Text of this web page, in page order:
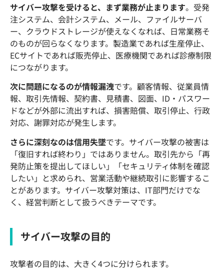
サイバー攻撃を受けると、まず業務が止まります。受発
注システム、会計システム、メール、ファイルサーバ
ー、クラウドストレージが使えなくなれば、日常業務そ
のものが回らなくなります。製造業であれば生産停止、
ECサイトであれば販売停止、医療機関であれば診療制限
につながります。
次に問題になるのが情報漏洩です。顧客情報、従業員情
報、取引先情報、契約書、見積書、図面、ID・パスワー
ドなどが外部に流出すれば、損害賠償、取引停止、行政
対応、謝罪対応が発生します。
さらに深刻なのは信用失墜です。サイバー攻撃の被害は
「復旧すれば終わり」ではありません。取引先から「再
発防止策を提出してほしい」「セキュリティ体制を確認
したい」と求められ、営業活動や継続取引に影響するこ
とがあります。サイバー攻撃対策は、IT部門だけでな
く、経営判断として扱うべきテーマです。
サイバー攻撃の目的
攻撃者の目的は、大きく4つに分けられます。